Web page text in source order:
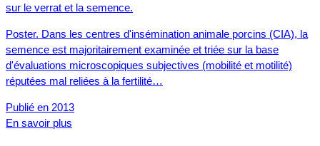
sur le verrat et la semence.
Poster. Dans les centres d'insémination animale porcins (CIA), la
semence est majoritairement examinée et triée sur la base
d'évaluations microscopiques subjectives (mobilité et motilité)
réputées mal reliées à la fertilité…
Publié en 2013
En savoir plus